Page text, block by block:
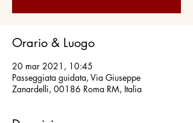
Orario & Luogo
20 mar 2021, 10:45
Passeggiata guidata, Via Giuseppe
Zanardelli, 00186 Roma RM, Italia